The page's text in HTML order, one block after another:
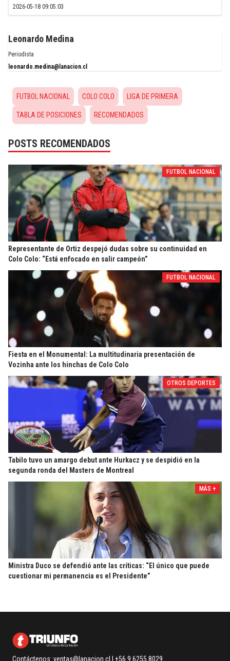
2026-05-18 09:05:03
Leonardo Medina
Periodista
leonardo.medina@lanacion.cl
FUTBOL NACIONAL COLO COLO LIGA DE PRIMERA
TABLA DE POSICIONES RECOMENDADOS
POSTS RECOMENDADOS
FUTBOL NACIONAL
Representante de Ortiz despejó dudas sobre su continuidad en
Colo Colo: “Está enfocado en salir campeón”
FUTBOL NACIONAL
Fiesta en el Monumental: La multitudinaria presentación de
Vozinha ante los hinchas de Colo Colo
OTROS DEPORTES
Tabilo tuvo un amargo debut ante Hurkacz y se despidió en la
segunda ronda del Masters de Montreal
MÁS +
Ministra Duco se defendió ante las críticas: “El único que puede
cuestionar mi permanencia es el Presidente”
Contáctenos: ventas@lanacion.cl | +56 9 6255 8029